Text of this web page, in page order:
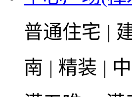
普通住宅 |
南 | 精装 |